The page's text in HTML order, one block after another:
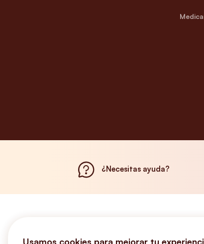
¿Necesitas ayuda?
Usamos cookies para mejorar tu